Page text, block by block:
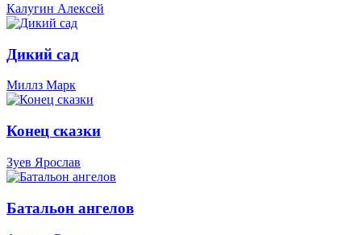
Калугин Алексей
Дикий сад
Миллз Марк
Конец сказки
Зуев Ярослав
Батальон ангелов